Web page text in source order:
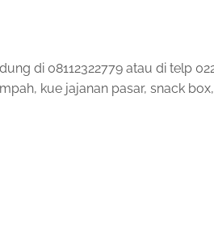
di 08112322779 atau di telp
kue jajanan pasar, snack